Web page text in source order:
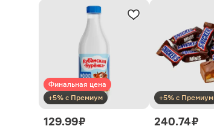
Финальная цена
+5% с Премиум
129.99 ₽
+5% с Премиум
240.74 ₽